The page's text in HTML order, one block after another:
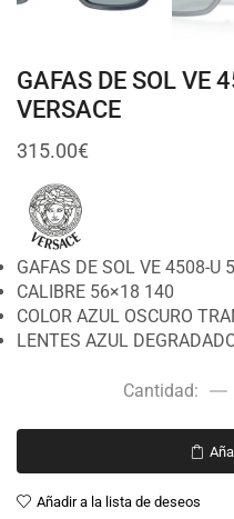
GAFAS DE SOL VE
VERSACE
315.00€
GAFAS DE SOL VE 4508-U
CALIBRE 56×18 140
COLOR AZUL OSCURO
LENTES AZUL
Añadir a la lista de deseos